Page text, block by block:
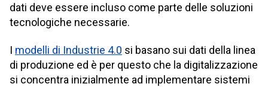
dati deve essere incluso come parte delle soluzioni
tecnologiche necessarie.
I modelli di Industrie 4.0 si basano sui dati della linea
di produzione ed è per questo che la digitalizzazione
si concentra inizialmente ad implementare sistemi